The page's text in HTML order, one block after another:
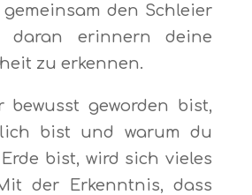
den Schleier
daran erinnern deine
zu erkennen.
bewusst geworden bist,
bist und warum du
bist, wird sich vieles
der Erkenntnis, dass